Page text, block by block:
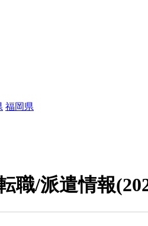
福岡県
職/派遣情報